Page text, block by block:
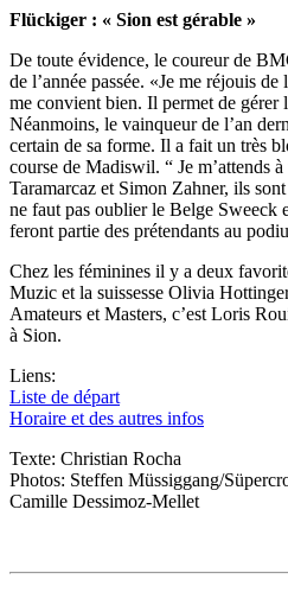
Flückiger : « Sion est gérable »
De toute évidence, le coureur de
de l’année passée. «Je me réjouis
me convient bien. Il permet de gérer
Néanmoins, le vainqueur de l’an
certain de sa forme. Il a fait un très
course de Madiswil. “ Je m’attends
Taramarcaz et Simon Zahner, ils
ne faut pas oublier le Belge Sweeck
feront partie des prétendants au
Chez les féminines il y a deux
Muzic et la suissesse Olivia
Amateurs et Masters, c’est Loris
à Sion.
Liens:
Liste de départ
Horaire et des autres infos
Texte: Christian Rocha
Photos: Steffen Müssiggang/
Camille Dessimoz-Mellet